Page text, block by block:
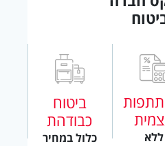
ללא
ביטוח
כבודהת
כלול במחיר